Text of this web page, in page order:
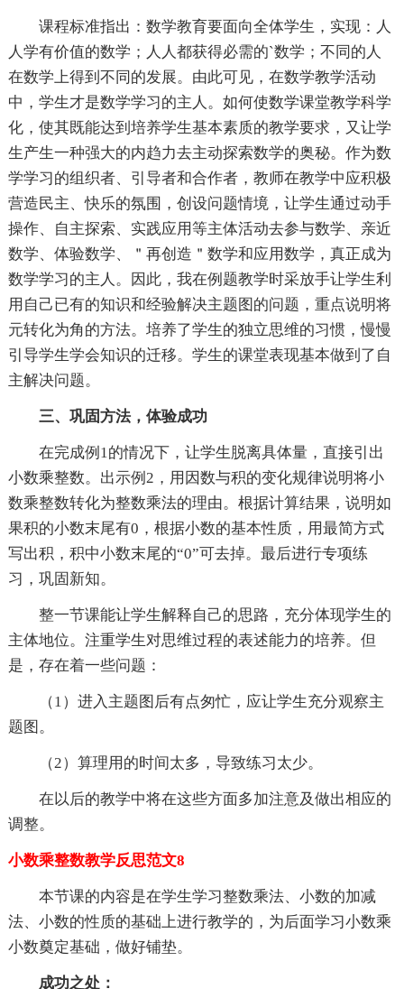
课程标准指出：数学教育要面向全体学生，实现：人
人学有价值的数学；人人都获得必需的`数学；不同的人
在数学上得到不同的发展。由此可见，在数学教学活动
中，学生才是数学学习的主人。如何使数学课堂教学科学
化，使其既能达到培养学生基本素质的教学要求，又让学
生产生一种强大的内趋力去主动探索数学的奥秘。作为数
学学习的组织者、引导者和合作者，教师在教学中应积极
营造民主、快乐的氛围，创设问题情境，让学生通过动手
操作、自主探索、实践应用等主体活动去参与数学、亲近
数学、体验数学、＂再创造＂数学和应用数学，真正成为
数学学习的主人。因此，我在例题教学时采放手让学生利
用自己已有的知识和经验解决主题图的问题，重点说明将
元转化为角的方法。培养了学生的独立思维的习惯，慢慢
引导学生学会知识的迁移。学生的课堂表现基本做到了自
主解决问题。
三、巩固方法，体验成功
在完成例1的情况下，让学生脱离具体量，直接引出
小数乘整数。出示例2，用因数与积的变化规律说明将小
数乘整数转化为整数乘法的理由。根据计算结果，说明如
果积的小数末尾有0，根据小数的基本性质，用最简方式
写出积，积中小数末尾的“0”可去掉。最后进行专项练
习，巩固新知。
整一节课能让学生解释自己的思路，充分体现学生的
主体地位。注重学生对思维过程的表述能力的培养。但
是，存在着一些问题：
（1）进入主题图后有点匆忙，应让学生充分观察主
题图。
（2）算理用的时间太多，导致练习太少。
在以后的教学中将在这些方面多加注意及做出相应的
调整。
小数乘整数教学反思范文8
本节课的内容是在学生学习整数乘法、小数的加减
法、小数的性质的基础上进行教学的，为后面学习小数乘
小数奠定基础，做好铺垫。
成功之处：